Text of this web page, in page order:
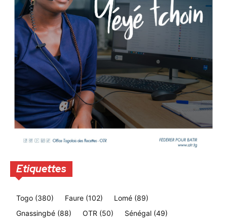
Etiquettes
Togo (380) Faure (102) Lomé (89)
Gnassingbé (88) OTR (50) Sénégal (49)